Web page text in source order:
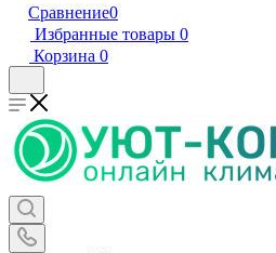
Сравнение0
Избранные товары 0
Корзина 0